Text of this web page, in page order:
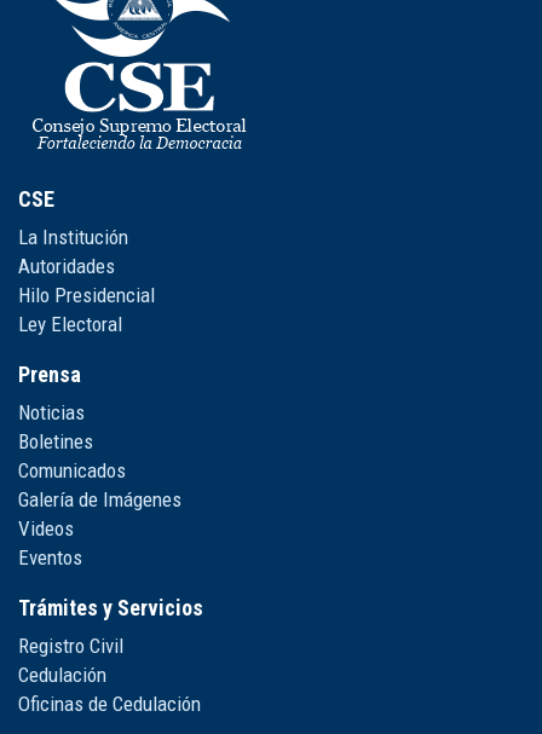
CSE
La Institución
Autoridades
Hilo Presidencial
Ley Electoral
Prensa
Noticias
Boletines
Comunicados
Galería de Imágenes
Videos
Eventos
Trámites y Servicios
Registro Civil
Cedulación
Oficinas de Cedulación